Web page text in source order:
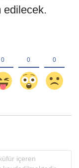
edilecek.